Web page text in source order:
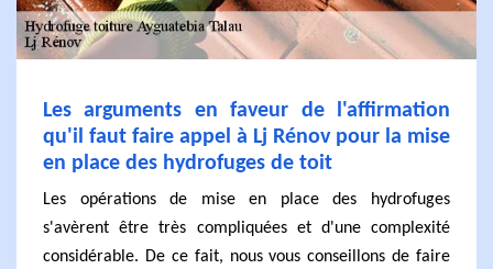
Les arguments en faveur de l'affirmation
qu'il faut faire appel à Lj Rénov pour la mise
en place des hydrofuges de toit
Les opérations de mise en place des hydrofuges
s'avèrent être très compliquées et d'une complexité
considérable. De ce fait, nous vous conseillons de faire